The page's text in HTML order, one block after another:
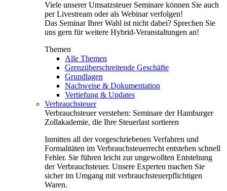
Viele unserer Umsatzsteuer Seminare können Sie auch
per Livestream oder als Webinar verfolgen!
Das Seminar Ihrer Wahl ist nicht dabei? Sprechen Sie
uns gern für weitere Hybrid-Veranstaltungen an!
Themen
Alle Themen
Grenzüberschreitende Geschäfte
Grundlagen
Nachweise & Dokumentation
Vertiefung & Updates
Verbrauchsteuer
Verbrauchsteuer verstehen: Seminare der Hamburger
Zollakademie, die Ihre Steuerlast sortieren
Inmitten all der vorgeschriebenen Verfahren und
Formalitäten im Verbrauchsteuerrecht entstehen schnell
Fehler. Sie führen leicht zur ungewollten Entstehung
der Verbrauchsteuer. Unsere Experten machen Sie
sicher im Umgang mit verbrauchsteuerpflichtigen
Waren.